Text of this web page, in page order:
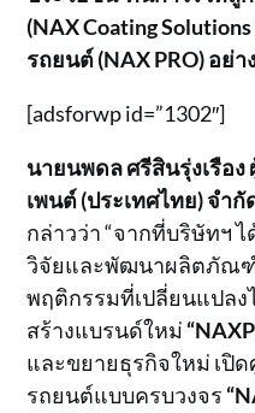
(NAX Coating
รถยนต์(NAX PRO) อย่า
[adsforwp id=”1302″]
นายนพดล ศรีสินรุ่งเรือ
เพนต์ (ประเทศไทย) จำกั
กล่าวว่า “จากที่บริษัทฯ
วิจัยและพัฒนาผลิตภัณฑ์
พฤติกรรมที่เปลี่ยนแปลง
สร้างแบรนด์ใหม่
และขยายธุรกิจใหม่ เปิ
รถยนต์แบบครบวงจร “